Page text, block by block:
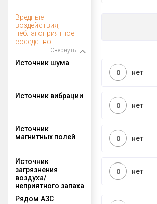
Вредные
воздействия,
неблагоприятное
соседство
Свернуть
Источник шума
нет
0
Источник вибрации
нет
0
Источник
магнитных полей
нет
0
Источник
загрязнения
воздуха/
неприятного запаха
нет
0
Рядом АЗС